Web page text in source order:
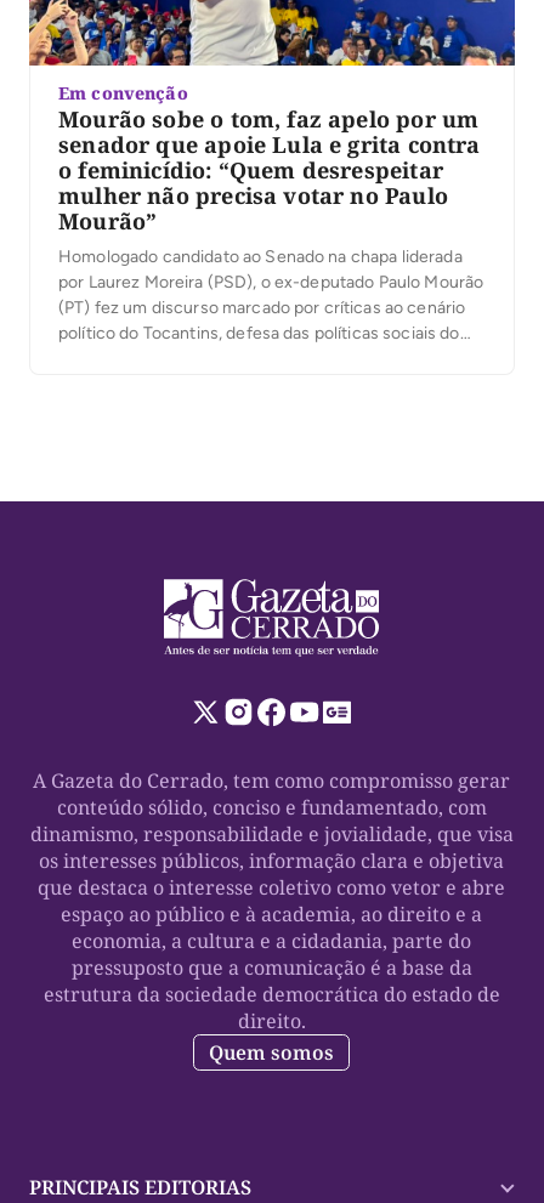
Em convenção
Mourão sobe o tom, faz apelo por um
senador que apoie Lula e grita contra
o feminicídio: “Quem desrespeitar
mulher não precisa votar no Paulo
Mourão”
Homologado candidato ao Senado na chapa liderada
por Laurez Moreira (PSD), o ex-deputado Paulo Mourão
(PT) fez um discurso marcado por críticas ao cenário
político do Tocantins, defesa das políticas sociais do
A Gazeta do Cerrado, tem como compromisso gerar
conteúdo sólido, conciso e fundamentado, com
dinamismo, responsabilidade e jovialidade, que visa
os interesses públicos, informação clara e objetiva
que destaca o interesse coletivo como vetor e abre
espaço ao público e à academia, ao direito e a
economia, a cultura e a cidadania, parte do
pressuposto que a comunicação é a base da
estrutura da sociedade democrática do estado de
direito.
Quem somos
PRINCIPAIS EDITORIAS